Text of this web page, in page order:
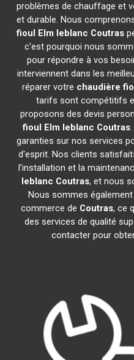
problèmes de chauffage et
et durable. Nous
fioul Elm leblanc Coutras
c'est pourquoi nous
pour répondre à vos
interviennent dans les
réparer votre chaudière
tarifs sont compétitifs
proposons des devis
fioul Elm leblanc Coutras
garanties sur nos services
d'esprit. Nos clients
l'installation et la
leblanc Coutras, et nous
Nous sommes
commerce de Coutras, ce
des services de qualité
contacter pour